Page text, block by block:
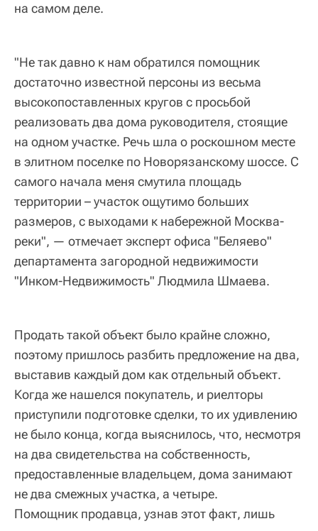
на самом деле.
"Не так давно к нам обратился помощник
достаточно известной персоны из весьма
высокопоставленных кругов с просьбой
реализовать два дома руководителя, стоящие
на одном участке. Речь шла о роскошном месте
в элитном поселке по Новорязанскому шоссе. С
самого начала меня смутила площадь
территории – участок ощутимо больших
размеров, с выходами к набережной Москва-
реки", — отмечает эксперт офиса "Беляево"
департамента загородной недвижимости
"Инком-Недвижимость" Людмила Шмаева.
Продать такой объект было крайне сложно,
поэтому пришлось разбить предложение на два,
выставив каждый дом как отдельный объект.
Когда же нашелся покупатель, и риелторы
приступили подготовке сделки, то их удивлению
не было конца, когда выяснилось, что, несмотря
на два свидетельства на собственность,
предоставленные владельцем, дома занимают
не два смежных участка, а четыре.
Помощник продавца, узнав этот факт, лишь